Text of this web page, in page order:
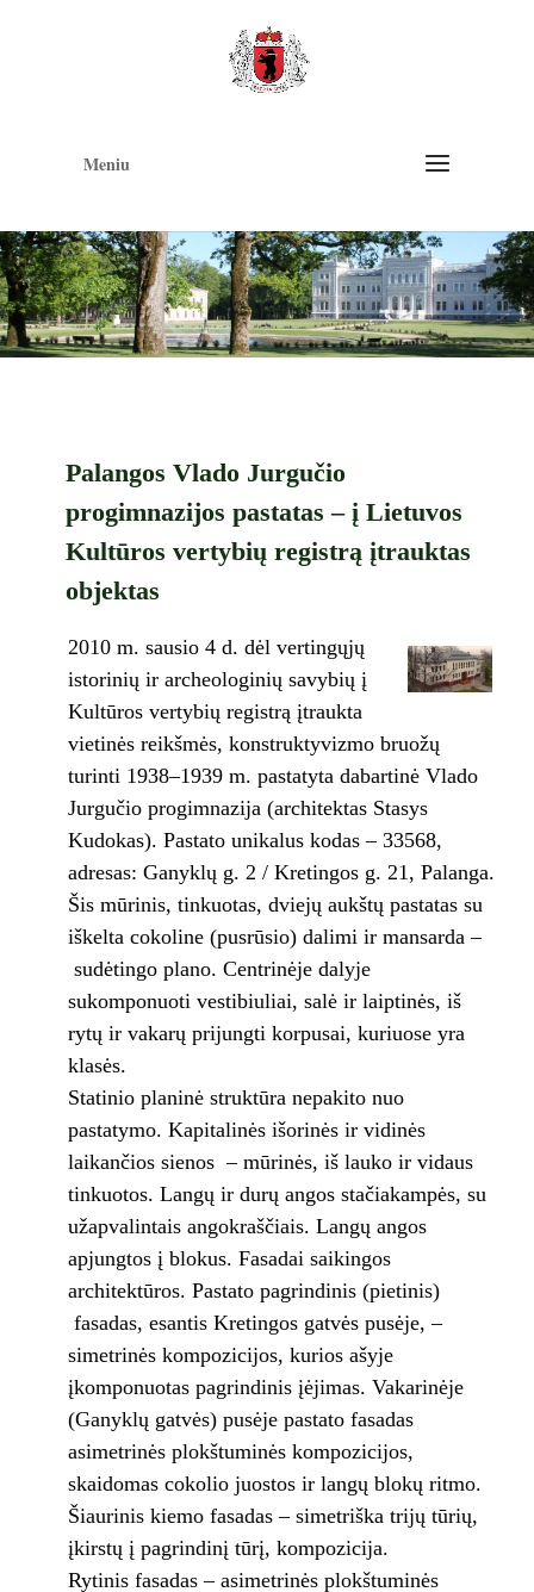
Meniu
Palangos Vlado Jurgučio
progimnazijos pastatas – į Lietuvos
Kultūros vertybių registrą įtrauktas
objektas
2010 m. sausio 4 d. dėl vertingųjų
istorinių ir archeologinių savybių į
Kultūros vertybių registrą įtraukta
vietinės reikšmės, konstruktyvizmo bruožų
turinti 1938–1939 m. pastatyta dabartinė Vlado
Jurgučio progimnazija (architektas Stasys
Kudokas). Pastato unikalus kodas – 33568,
adresas: Ganyklų g. 2 / Kretingos g. 21, Palanga.
Šis mūrinis, tinkuotas, dviejų aukštų pastatas su
iškelta cokoline (pusrūsio) dalimi ir mansarda –
sudėtingo plano. Centrinėje dalyje
sukomponuoti vestibiuliai, salė ir laiptinės, iš
rytų ir vakarų prijungti korpusai, kuriuose yra
klasės.
Statinio planinė struktūra nepakito nuo
pastatymo. Kapitalinės išorinės ir vidinės
laikančios sienos – mūrinės, iš lauko ir vidaus
tinkuotos. Langų ir durų angos stačiakampės, su
užapvalintais angokraščiais. Langų angos
apjungtos į blokus. Fasadai saikingos
architektūros. Pastato pagrindinis (pietinis)
fasadas, esantis Kretingos gatvės pusėje, –
simetrinės kompozicijos, kurios ašyje
įkomponuotas pagrindinis įėjimas. Vakarinėje
(Ganyklų gatvės) pusėje pastato fasadas
asimetrinės plokštuminės kompozicijos,
skaidomas cokolio juostos ir langų blokų ritmo.
Šiaurinis kiemo fasadas – simetriška trijų tūrių,
įkirstų į pagrindinį tūrį, kompozicija.
Rytinis fasadas – asimetrinės plokštuminės